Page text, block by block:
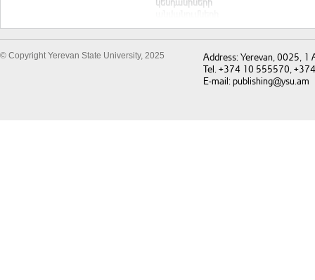
լատիներեն – հայերեն –
ռուսերեն – անգլերեն
բառարան
© Copyright Yerevan State University, 2025
Address: Yerevan, 0025, 1
Tel. +374 10 555570,
E-mail: publishing@ysu.am